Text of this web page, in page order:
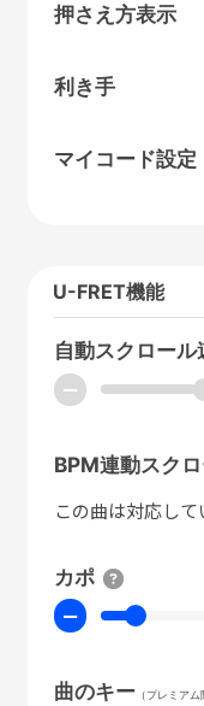
押さえ方表示
利き手
マイコード設定
U-FRET機能
自動スクロール
ー
BPM連動スク
この曲は対応して
カポ
ー
曲のキー（プレミアム